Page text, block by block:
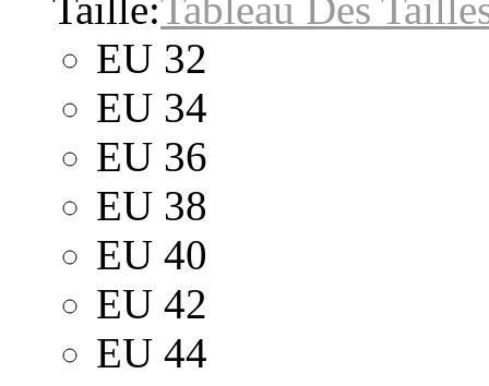
Taille:Tableau Des
EU 32
EU 34
EU 36
EU 38
EU 40
EU 42
EU 44